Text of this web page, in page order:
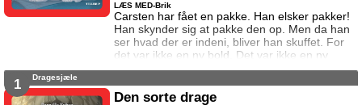
Carsten har fået en pakke. Han elsker pakker!
Han skynder sig at pakke den op. Men da han
ser hvad der er indeni, bliver han skuffet. For
det var ikke en ny bold. Det var ikke en ny
bamse. Og det var bestemt ikke snacks. Det
sig en hvalp. a
LÆS MED-Brik
1 Dragesjæle
Den sorte drage